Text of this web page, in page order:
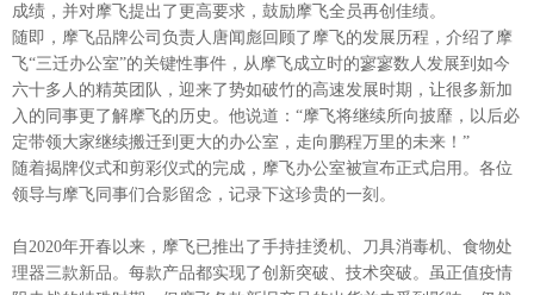
成绩，并对摩飞提出了更高要求，鼓励摩飞全员再创佳绩。
随即，摩飞品牌公司负责人唐闻彪回顾了摩飞的发展历程，介绍了摩
飞“三迁办公室”的关键性事件，从摩飞成立时的寥寥数人发展到如今
六十多人的精英团队，迎来了势如破竹的高速发展时期，让很多新加
入的同事更了解摩飞的历史。他说道：“摩飞将继续所向披靡，以后必
定带领大家继续搬迁到更大的办公室，走向鹏程万里的未来！”
随着揭牌仪式和剪彩仪式的完成，摩飞办公室被宣布正式启用。各位
领导与摩飞同事们合影留念，记录下这珍贵的一刻。
自2020年开春以来，摩飞已推出了手持挂烫机、刀具消毒机、食物处
理器三款新品。每款产品都实现了创新突破、技术突破。虽正值疫情